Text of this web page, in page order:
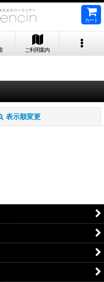
カート
ご利用案内
表示順変更